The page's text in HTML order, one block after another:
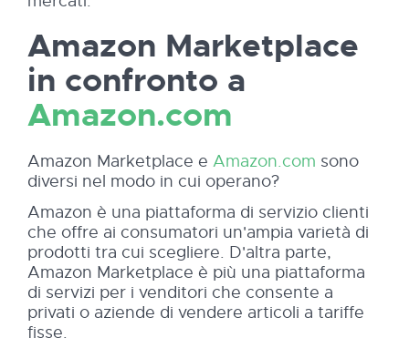
Amazon Marketplace
in confronto a
Amazon.com
Amazon Marketplace e Amazon.com sono
diversi nel modo in cui operano?
Amazon è una piattaforma di servizio clienti
che offre ai consumatori un'ampia varietà di
prodotti tra cui scegliere. D'altra parte,
Amazon Marketplace è più una piattaforma
di servizi per i venditori che consente a
privati o aziende di vendere articoli a tariffe
fisse.